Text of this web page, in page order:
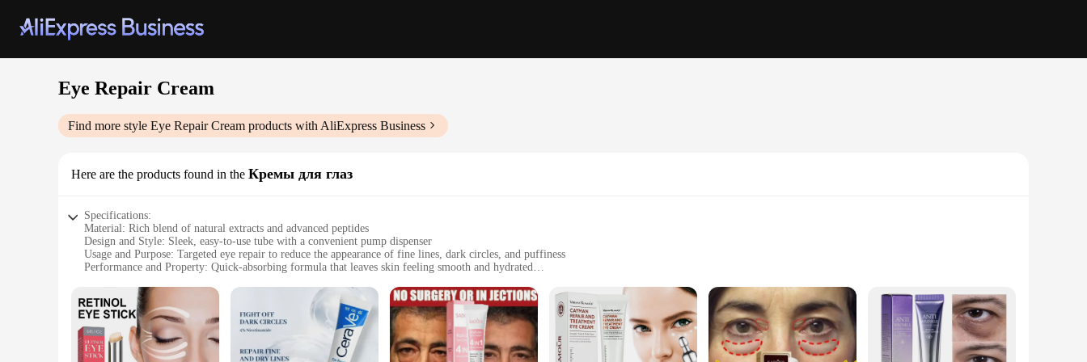
Eye Repair Cream
Find more style Eye Repair Cream products with AliExpress Business
Here are the products found in the Кремы для глаз
Specifications:
Material: Rich blend of natural extracts and advanced peptides
Design and Style: Sleek, easy-to-use tube with a convenient pump dispenser
Usage and Purpose: Targeted eye repair to reduce the appearance of fine lines, dark circles, and puffiness
Performance and Property: Quick-absorbing formula that leaves skin feeling smooth and hydrated
Applicable People: Suitable for all skin types, especially those seeking to revitalize delicate eye area
Features:
|Wholesale|Vendors|
**Revitalizing Eye Care**